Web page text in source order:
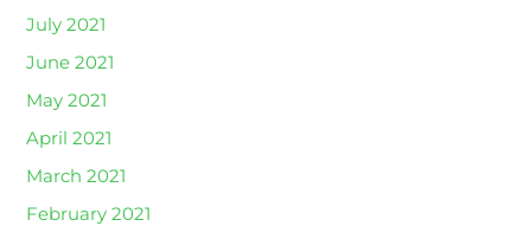
July 2021
June 2021
May 2021
April 2021
March 2021
February 2021